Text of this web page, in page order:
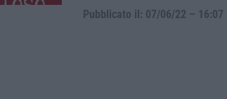
Pubblicato il: 07/06/22 – 16:07